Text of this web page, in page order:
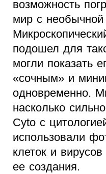
возможность
мир с
подошел для
могли показать
«сочным» и
одновременно.
насколько
Cyto с
использовали
клеток и
ее создания.